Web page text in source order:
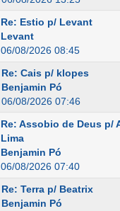
Re: Estio p/ Levant
Levant
06/08/2026 08:45
Re: Cais p/ klopes
Benjamin Pó
06/08/2026 07:46
Re: Assobio de Deus p/
Lima
Benjamin Pó
06/08/2026 07:40
Re: Terra p/ Beatrix
Benjamin Pó